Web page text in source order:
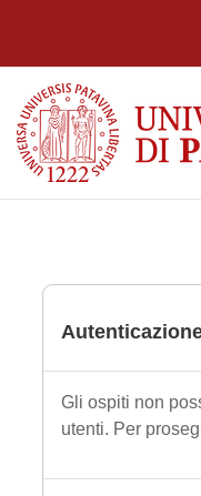
Gli ospiti non
utenti. Per